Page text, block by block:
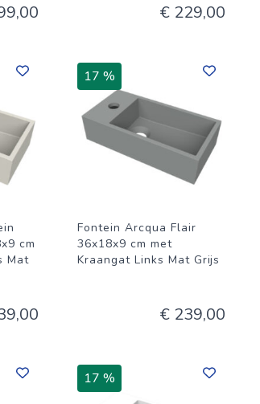
€ 229,00
cm
Mat
17 %
Fontein Arcqua Flair
36x18x9 cm met
Kraangat Links Mat Grijs
€ 239,00
17 %